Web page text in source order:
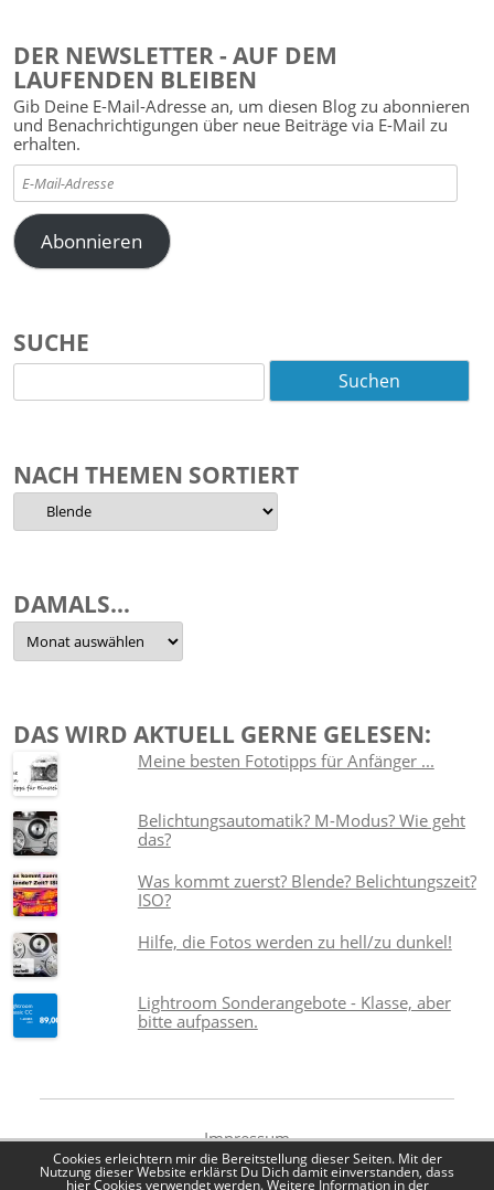
DER NEWSLETTER - AUF DEM
LAUFENDEN BLEIBEN
Gib Deine E-Mail-Adresse an, um diesen Blog zu abonnieren
und Benachrichtigungen über neue Beiträge via E-Mail zu
erhalten.
E-
Mail-
Adresse
Abonnieren
SUCHE
nach:
NACH THEMEN SORTIERT
Nach
Themen
sortiert
DAMALS…
Damals…
DAS WIRD AKTUELL GERNE GELESEN:
Meine besten Fototipps für Anfänger ...
Belichtungsautomatik? M-Modus? Wie geht
das?
Was kommt zuerst? Blende? Belichtungszeit?
ISO?
Hilfe, die Fotos werden zu hell/zu dunkel!
Lightroom Sonderangebote - Klasse, aber
bitte aufpassen.
Impressum
Datenschutzerklärung
Cookies erleichtern mir die Bereitstellung dieser Seiten. Mit der
Nutzung dieser Website erklärst Du Dich damit einverstanden, dass
hier Cookies verwendet werden. Weitere Information in der